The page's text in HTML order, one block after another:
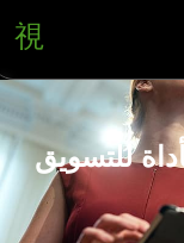
للتسويق